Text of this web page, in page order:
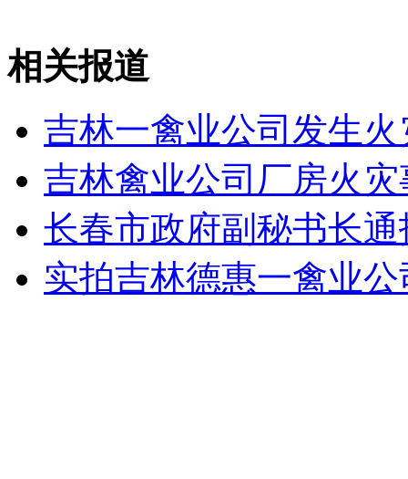
中储粮火灾烧损粮食初估700至1300吨
山西运城恶犬咬伤多人 警民合力深夜将其击毙
无痛分娩是否安全 医生回应
相关报道
吉林一禽业公司发生
吉林禽业公司厂房火
长春市政府副秘书长
实拍吉林德惠一禽业